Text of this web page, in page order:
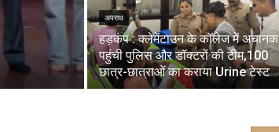
अपराध
हड़कंप : क्लेमेंटाउन के कॉलेज में अचानक
पहुंची पुलिस और डॉक्टरों की टीम,100
छात्र-छात्राओं का कराया Urine टेस्ट